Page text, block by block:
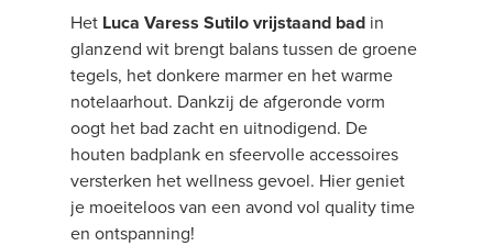
Het Luca Varess Sutilo vrijstaand bad in
glanzend wit brengt balans tussen de groene
tegels, het donkere marmer en het warme
notelaarhout. Dankzij de afgeronde vorm
oogt het bad zacht en uitnodigend. De
houten badplank en sfeervolle accessoires
versterken het wellness gevoel. Hier geniet
je moeiteloos van een avond vol quality time
en ontspanning!